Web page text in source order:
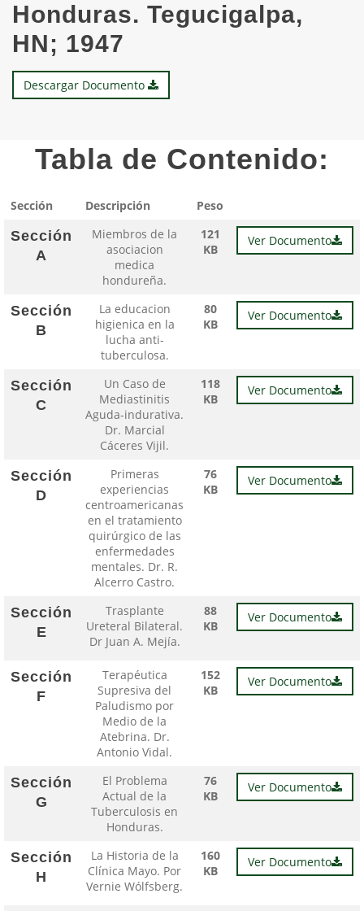
Honduras. Tegucigalpa,
HN; 1947
Descargar Documento
Tabla de Contenido:
Sección Descripción Peso
Sección
A
Miembros de la
asociacion
medica
hondureña.
121
KB
Ver Documento
Sección
B
La educacion
higienica en la
lucha anti-
tuberculosa.
80
KB
Ver Documento
Sección
C
Un Caso de
Mediastinitis
Aguda-indurativa.
Dr. Marcial
Cáceres Vijil.
118
KB
Ver Documento
Sección
D
Primeras
experiencias
centroamericanas
en el tratamiento
quirúrgico de las
enfermedades
mentales. Dr. R.
Alcerro Castro.
76
KB
Ver Documento
Sección
E
Trasplante
Ureteral Bilateral.
Dr Juan A. Mejía.
88
KB
Ver Documento
Sección
F
Terapéutica
Supresiva del
Paludismo por
Medio de la
Atebrina. Dr.
Antonio Vidal.
152
KB
Ver Documento
Sección
G
El Problema
Actual de la
Tuberculosis en
Honduras.
76
KB
Ver Documento
Sección
H
La Historia de la
Clínica Mayo. Por
Vernie Wólfsberg.
160
KB
Ver Documento